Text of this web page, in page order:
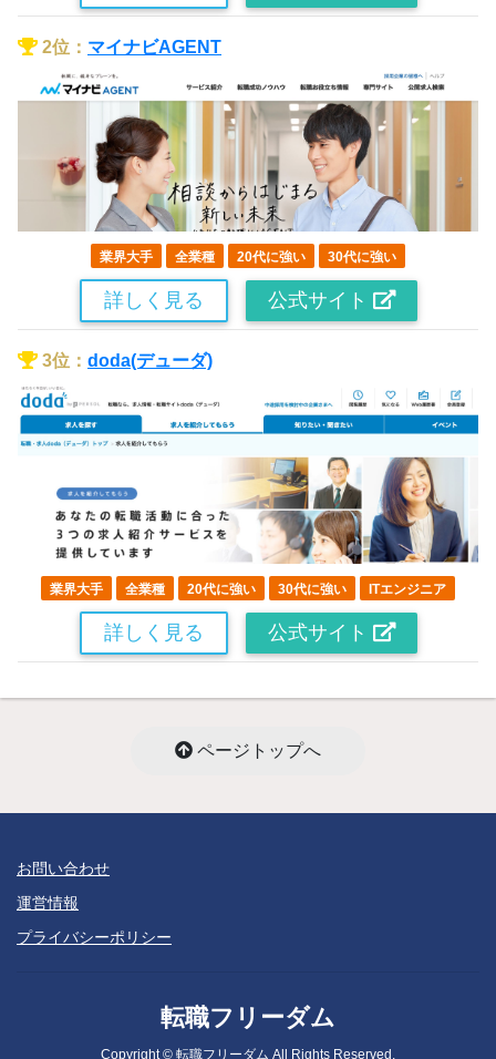
2位： マイナビAGENT
業界大手 全業種 20代に強い 30代に強い
詳しく見る 公式サイト
3位： doda(デューダ)
業界大手 全業種 20代に強い 30代に強い ITエンジニア
詳しく見る 公式サイト
ページトップへ
お問い合わせ
運営情報
プライバシーポリシー
転職フリーダム
Copyright © 転職フリーダム All Rights Reserved.